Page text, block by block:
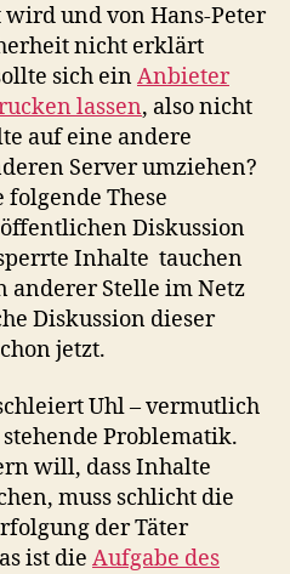
und von Hans-Peter
nicht erklärt
sich einAnbieter
lassen, also nicht
auf eine andere
Server umziehen?
folgende These
Diskussion
Inhalte tauchen
anderer Stelle im Netz
Diskussion dieser
jetzt.
Uhl – vermutlich
Problematik.
will, dass Inhalte
muss schlicht die
der Täter
ist die Aufgabe des